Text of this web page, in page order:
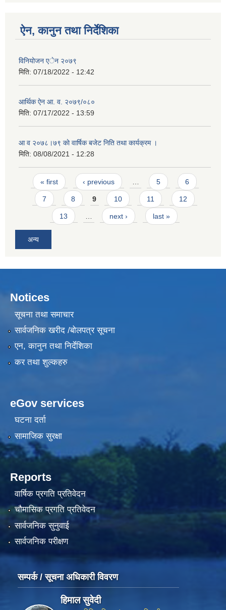
ऐन, कानुन तथा निर्देशिका
विनियोजन एेन २०७९
मिति: 07/18/2022 - 12:42
आर्थिक ऐन आ. व. २०७९/०८०
मिति: 07/17/2022 - 13:59
आ व २०७८।७९ काे वार्षिक बजेट निति तथा कार्यक्रम ।
मिति: 08/08/2021 - 12:28
Pages
« first ‹ previous 5 6
7 8 9 10 11 12
13 next › last »
अन्य
Notices
सूचना तथा समाचार
सार्वजनिक खरीद /बोलपत्र सूचना
एन, कानुन तथा निर्देशिका
कर तथा शुल्कहरु
eGov services
घटना दर्ता
सामाजिक सुरक्षा
Reports
वार्षिक प्रगति प्रतिवेदन
चौमासिक प्रगति प्रतिवेदन
सार्वजनिक सुनुवाई
सार्वजनिक परीक्षण
सम्पर्क / सूचना अधिकारी विवरण
हिमाल सुवेदी